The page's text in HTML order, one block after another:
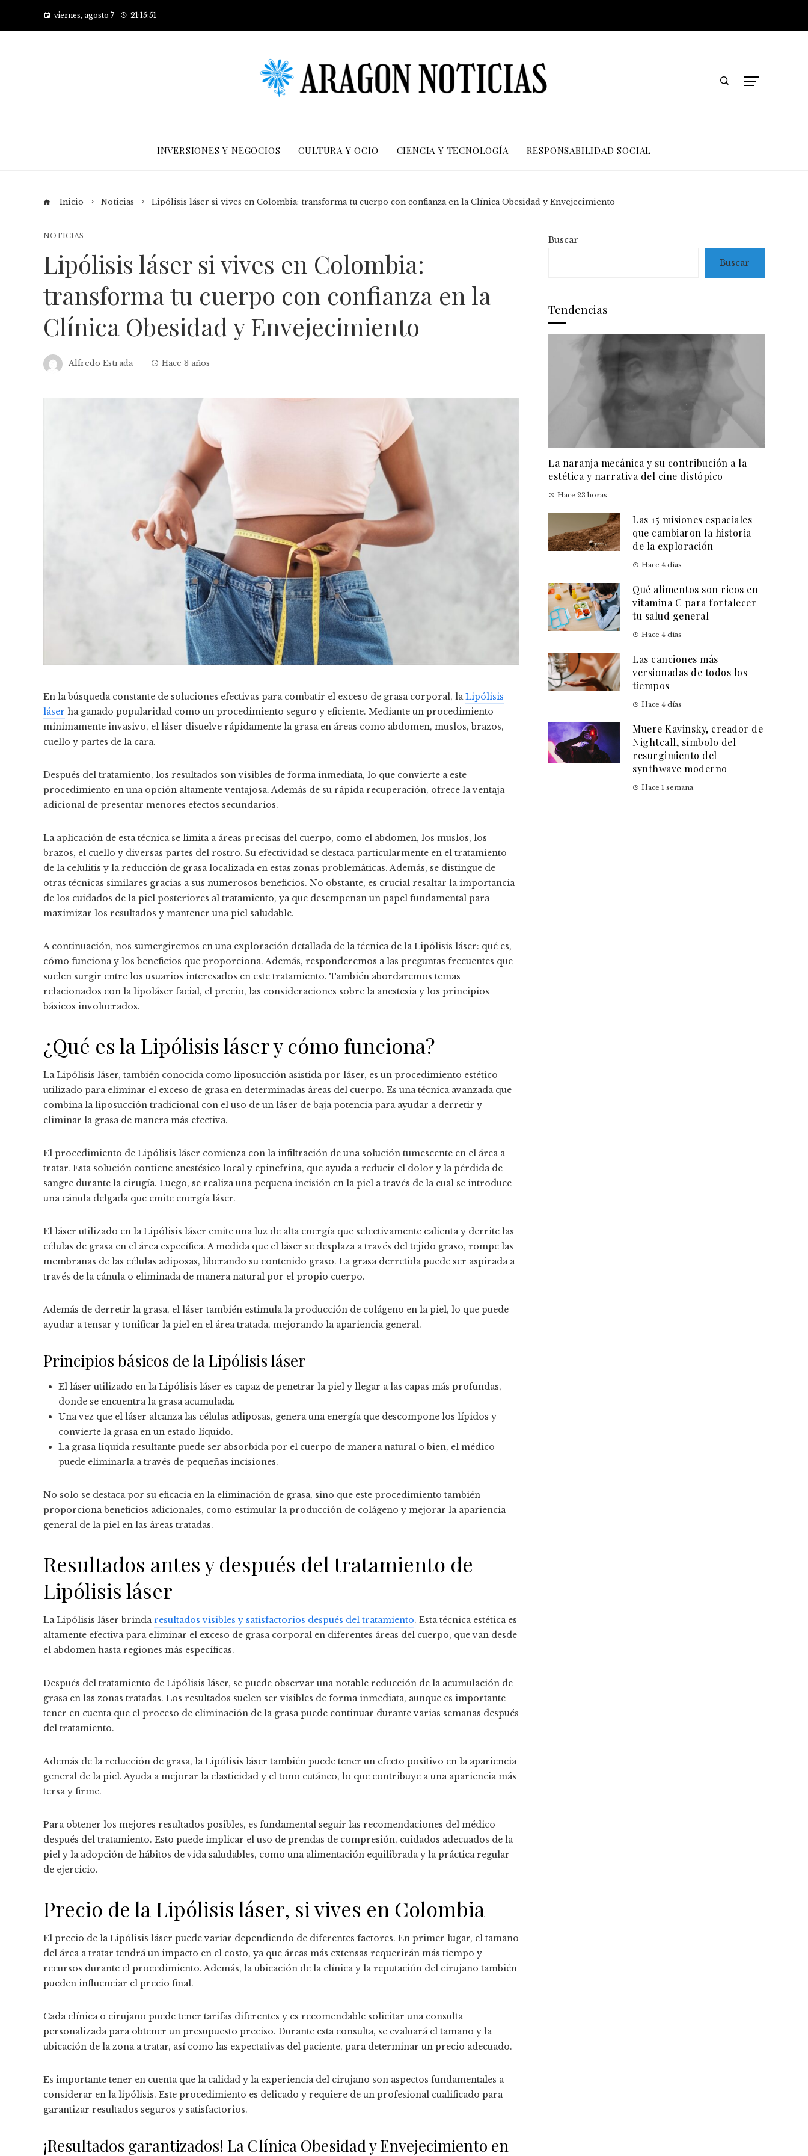
viernes, agosto 7 21:15:52
INVERSIONES Y NEGOCIOS CULTURA Y OCIO CIENCIA Y TECNOLOGÍA RESPONSABILIDAD SOCIAL
Inicio Noticias Lipólisis láser si vives en Colombia: transforma tu cuerpo con confianza en la Clínica Obesidad y Envejecimiento
NOTICIAS
Lipólisis láser si vives en Colombia:
transforma tu cuerpo con confianza en la
Clínica Obesidad y Envejecimiento
Alfredo Estrada Hace 3 años
En la búsqueda constante de soluciones efectivas para combatir el exceso de grasa corporal, laLipólisis
láser ha ganado popularidad como un procedimiento seguro y eficiente. Mediante un procedimiento
mínimamente invasivo, el láser disuelve rápidamente la grasa en áreas como abdomen, muslos, brazos,
cuello y partes de la cara.
Después del tratamiento, los resultados son visibles de forma inmediata, lo que convierte a este
procedimiento en una opción altamente ventajosa. Además de su rápida recuperación, ofrece la ventaja
adicional de presentar menores efectos secundarios.
La aplicación de esta técnica se limita a áreas precisas del cuerpo, como el abdomen, los muslos, los
brazos, el cuello y diversas partes del rostro. Su efectividad se destaca particularmente en el tratamiento
de la celulitis y la reducción de grasa localizada en estas zonas problemáticas. Además, se distingue de
otras técnicas similares gracias a sus numerosos beneficios. No obstante, es crucial resaltar la importancia
de los cuidados de la piel posteriores al tratamiento, ya que desempeñan un papel fundamental para
maximizar los resultados y mantener una piel saludable.
A continuación, nos sumergiremos en una exploración detallada de la técnica de la Lipólisis láser: qué es,
cómo funciona y los beneficios que proporciona. Además, responderemos a las preguntas frecuentes que
suelen surgir entre los usuarios interesados en este tratamiento. También abordaremos temas
relacionados con la lipoláser facial, el precio, las consideraciones sobre la anestesia y los principios
básicos involucrados.
¿Qué es la Lipólisis láser y cómo funciona?
La Lipólisis láser, también conocida como liposucción asistida por láser, es un procedimiento estético
utilizado para eliminar el exceso de grasa en determinadas áreas del cuerpo. Es una técnica avanzada que
combina la liposucción tradicional con el uso de un láser de baja potencia para ayudar a derretir y
eliminar la grasa de manera más efectiva.
El procedimiento de Lipólisis láser comienza con la infiltración de una solución tumescente en el área a
tratar. Esta solución contiene anestésico local y epinefrina, que ayuda a reducir el dolor y la pérdida de
sangre durante la cirugía. Luego, se realiza una pequeña incisión en la piel a través de la cual se introduce
una cánula delgada que emite energía láser.
El láser utilizado en la Lipólisis láser emite una luz de alta energía que selectivamente calienta y derrite las
células de grasa en el área específica. A medida que el láser se desplaza a través del tejido graso, rompe las
membranas de las células adiposas, liberando su contenido graso. La grasa derretida puede ser aspirada a
través de la cánula o eliminada de manera natural por el propio cuerpo.
Además de derretir la grasa, el láser también estimula la producción de colágeno en la piel, lo que puede
ayudar a tensar y tonificar la piel en el área tratada, mejorando la apariencia general.
Principios básicos de la Lipólisis láser
El láser utilizado en la Lipólisis láser es capaz de penetrar la piel y llegar a las capas más profundas,
donde se encuentra la grasa acumulada.
Una vez que el láser alcanza las células adiposas, genera una energía que descompone los lípidos y
convierte la grasa en un estado líquido.
La grasa líquida resultante puede ser absorbida por el cuerpo de manera natural o bien, el médico
puede eliminarla a través de pequeñas incisiones.
No solo se destaca por su eficacia en la eliminación de grasa, sino que este procedimiento también
proporciona beneficios adicionales, como estimular la producción de colágeno y mejorar la apariencia
general de la piel en las áreas tratadas.
Resultados antes y después del tratamiento de
Lipólisis láser
La Lipólisis láser brindaresultados visibles y satisfactorios después del tratamiento. Esta técnica estética es
altamente efectiva para eliminar el exceso de grasa corporal en diferentes áreas del cuerpo, que van desde
el abdomen hasta regiones más específicas.
Después del tratamiento de Lipólisis láser, se puede observar una notable reducción de la acumulación de
grasa en las zonas tratadas. Los resultados suelen ser visibles de forma inmediata, aunque es importante
tener en cuenta que el proceso de eliminación de la grasa puede continuar durante varias semanas después
del tratamiento.
Además de la reducción de grasa, la Lipólisis láser también puede tener un efecto positivo en la apariencia
general de la piel. Ayuda a mejorar la elasticidad y el tono cutáneo, lo que contribuye a una apariencia más
tersa y firme.
Para obtener los mejores resultados posibles, es fundamental seguir las recomendaciones del médico
después del tratamiento. Esto puede implicar el uso de prendas de compresión, cuidados adecuados de la
piel y la adopción de hábitos de vida saludables, como una alimentación equilibrada y la práctica regular
de ejercicio.
Precio de la Lipólisis láser, si vives en Colombia
El precio de la Lipólisis láser puede variar dependiendo de diferentes factores. En primer lugar, el tamaño
del área a tratar tendrá un impacto en el costo, ya que áreas más extensas requerirán más tiempo y
recursos durante el procedimiento. Además, la ubicación de la clínica y la reputación del cirujano también
pueden influenciar el precio final.
Cada clínica o cirujano puede tener tarifas diferentes y es recomendable solicitar una consulta
personalizada para obtener un presupuesto preciso. Durante esta consulta, se evaluará el tamaño y la
ubicación de la zona a tratar, así como las expectativas del paciente, para determinar un precio adecuado.
Es importante tener en cuenta que la calidad y la experiencia del cirujano son aspectos fundamentales a
considerar en la lipólisis. Este procedimiento es delicado y requiere de un profesional cualificado para
garantizar resultados seguros y satisfactorios.
¡Resultados garantizados! La Clínica Obesidad y Envejecimiento en
Buscar
Buscar
Tendencias
La naranja mecánica y su contribución a la
estética y narrativa del cine distópico
Hace 23 horas
Las 15 misiones espaciales
que cambiaron la historia
de la exploración
Hace 4 días
Qué alimentos son ricos en
vitamina C para fortalecer
tu salud general
Hace 4 días
Las canciones más
versionadas de todos los
tiempos
Hace 4 días
Muere Kavinsky, creador de
Nightcall, símbolo del
resurgimiento del
synthwave moderno
Hace 1 semana